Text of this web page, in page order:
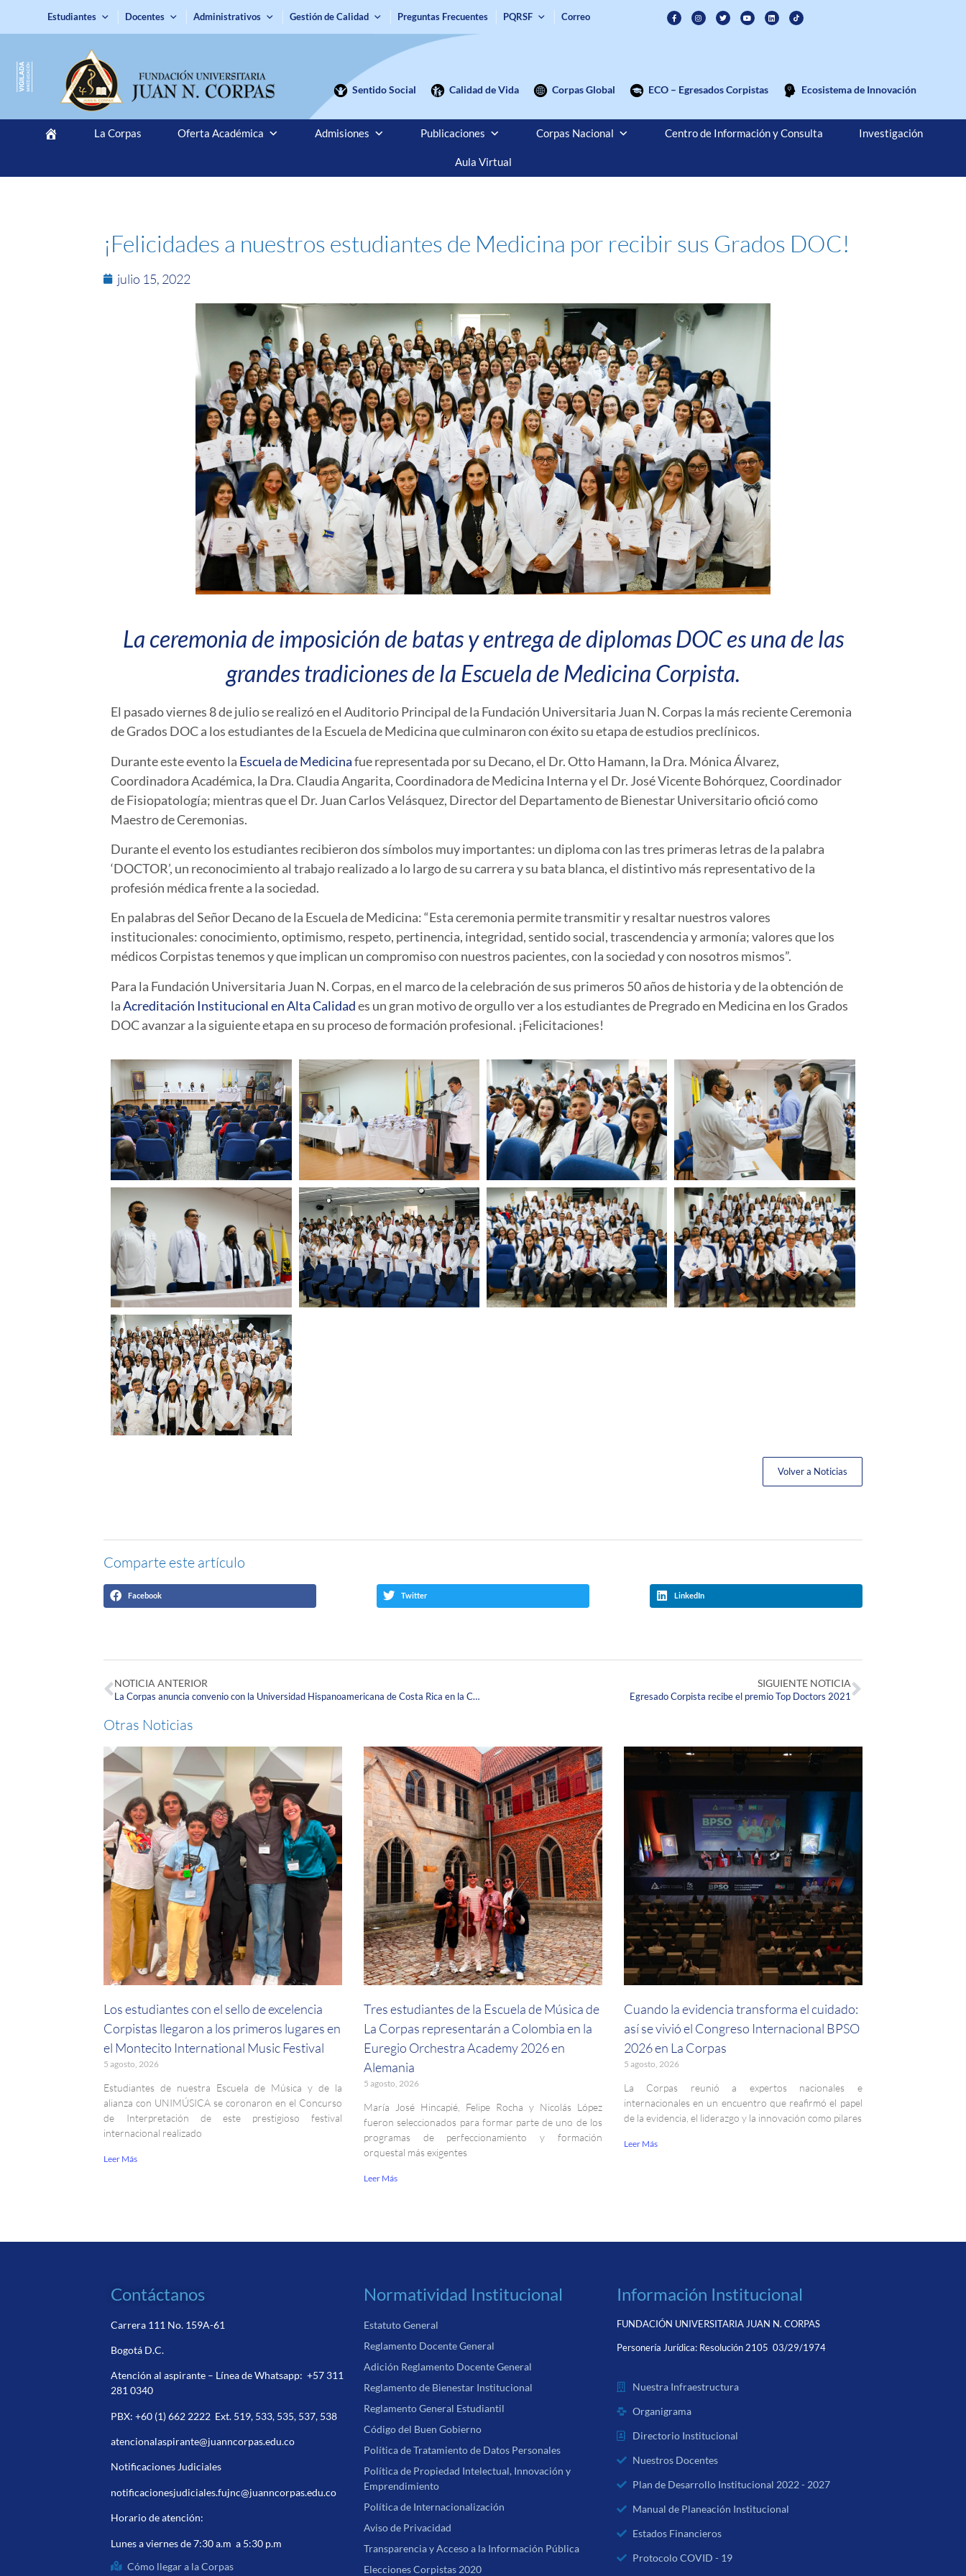
Estudiantes Docentes Administrativos Gestión de Calidad Preguntas Frecuentes PQRSF Correo
Sentido Social Calidad de Vida Corpas Global ECO – Egresados Corpistas Ecosistema de Innovación
La Corpas Oferta Académica Admisiones Publicaciones Corpas Nacional Centro de Información y Consulta Investigación
Aula Virtual
¡Felicidades a nuestros estudiantes de Medicina por recibir sus Grados DOC!
julio 15, 2022
La ceremonia de imposición de batas y entrega de diplomas DOC es una de las
grandes tradiciones de la Escuela de Medicina Corpista.
El pasado viernes 8 de julio se realizó en el Auditorio Principal de la Fundación Universitaria Juan N. Corpas la más reciente Ceremonia
de Grados DOC a los estudiantes de la Escuela de Medicina que culminaron con éxito su etapa de estudios preclínicos.
Durante este evento la Escuela de Medicinafue representada por su Decano, el Dr. Otto Hamann, la Dra. Mónica Álvarez,
Coordinadora Académica, la Dra. Claudia Angarita, Coordinadora de Medicina Interna y el Dr. José Vicente Bohórquez, Coordinador
de Fisiopatología; mientras que el Dr. Juan Carlos Velásquez, Director del Departamento de Bienestar Universitario ofició como
Maestro de Ceremonias.
Durante el evento los estudiantes recibieron dos símbolos muy importantes: un diploma con las tres primeras letras de la palabra
‘DOCTOR’, un reconocimiento al trabajo realizado a lo largo de su carrera y su bata blanca, el distintivo más representativo de la
profesión médica frente a la sociedad.
En palabras del Señor Decano de la Escuela de Medicina: “Esta ceremonia permite transmitir y resaltar nuestros valores
institucionales: conocimiento, optimismo, respeto, pertinencia, integridad, sentido social, trascendencia y armonía; valores que los
médicos Corpistas tenemos y que implican un compromiso con nuestros pacientes, con la sociedad y con nosotros mismos”.
Para la Fundación Universitaria Juan N. Corpas, en el marco de la celebración de sus primeros 50 años de historia y de la obtención de
laAcreditación Institucional en Alta Calidades un gran motivo de orgullo ver a los estudiantes de Pregrado en Medicina en los Grados
DOC avanzar a la siguiente etapa en su proceso de formación profesional. ¡Felicitaciones!
Volver a Noticias
Comparte este artículo
Facebook Twitter LinkedIn
NOTICIA ANTERIOR
La Corpas anuncia convenio con la Universidad Hispanoamericana de Costa Rica en la Conferencia Anual NAFSA 2022
SIGUIENTE NOTICIA
Egresado Corpista recibe el premio Top Doctors 2021
Otras Noticias
Los estudiantes con el sello de excelencia
Corpistas llegaron a los primeros lugares en
el Montecito International Music Festival
5 agosto, 2026
Estudiantes de nuestra Escuela de Música y de la
alianza con UNIMÚSICA se coronaron en el Concurso
de Interpretación de este prestigioso festival
internacional realizado
Leer Más
Tres estudiantes de la Escuela de Música de
La Corpas representarán a Colombia en la
Euregio Orchestra Academy 2026 en
Alemania
5 agosto, 2026
María José Hincapié, Felipe Rocha y Nicolás López
fueron seleccionados para formar parte de uno de los
programas de perfeccionamiento y formación
orquestal más exigentes
Leer Más
Cuando la evidencia transforma el cuidado:
así se vivió el Congreso Internacional BPSO
2026 en La Corpas
5 agosto, 2026
La Corpas reunió a expertos nacionales e
internacionales en un encuentro que reafirmó el papel
de la evidencia, el liderazgo y la innovación como pilares
Leer Más
Contáctanos
Carrera 111 No. 159A-61
Bogotá D.C.
Atención al aspirante – Línea de Whatsapp:+57 311
281 0340
PBX:+60 (1) 662 2222 Ext. 519, 533, 535, 537, 538
atencionalaspirante@juanncorpas.edu.co
Notificaciones Judiciales
notificacionesjudiciales.fujnc@juanncorpas.edu.co
Horario de atención:
Lunes a viernes de 7:30 a.m a 5:30 p.m
Cómo llegar a la Corpas
Normatividad Institucional
Estatuto General
Reglamento Docente General
Adición Reglamento Docente General
Reglamento de Bienestar Institucional
Reglamento General Estudiantil
Código del Buen Gobierno
Política de Tratamiento de Datos Personales
Política de Propiedad Intelectual, Innovación y
Emprendimiento
Política de Internacionalización
Aviso de Privacidad
Transparencia y Acceso a la Información Pública
Elecciones Corpistas 2020
Información Institucional
FUNDACIÓN UNIVERSITARIA JUAN N. CORPAS
Personería Jurídica: Resolución 2105 03/29/1974
Nuestra Infraestructura
Organigrama
Directorio Institucional
Nuestros Docentes
Plan de Desarrollo Institucional 2022 - 2027
Manual de Planeación Institucional
Estados Financieros
Protocolo COVID - 19